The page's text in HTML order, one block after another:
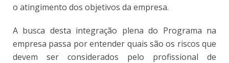
o atingimento dos objetivos da empresa.
A busca desta integração plena do Programa na
empresa passa por entender quais são os riscos que
devem ser considerados pelo profissional de